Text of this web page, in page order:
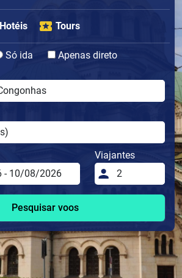
Hotéis Tours
Só ida
Apenas direto
Viajantes
Pesquisar voos